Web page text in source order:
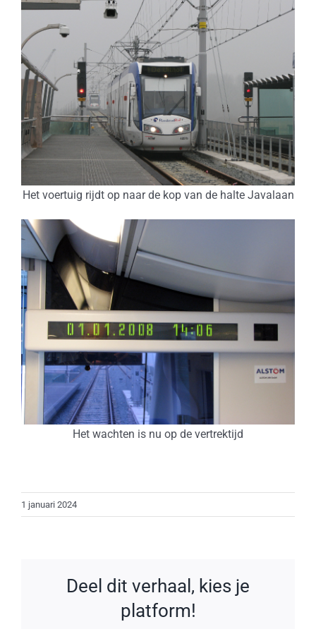
Het voertuig rijdt op naar de kop van de halte Javalaan
Het wachten is nu op de vertrektijd
1 januari 2024
Deel dit verhaal, kies je
platform!